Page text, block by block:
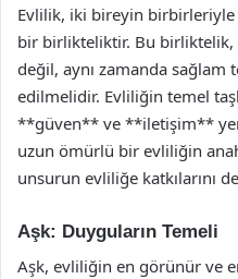
Evlilik, iki bireyin
bir birlikteliktir. Bu
değil, aynı zamanda sağlam
edilmelidir. Evliliğin temel
**güven** ve **iletişim** yer
uzun ömürlü bir evliliğin
unsurun evliliğe katkılarını
Aşk: Duyguların Temeli
Aşk, evliliğin en görünür ve